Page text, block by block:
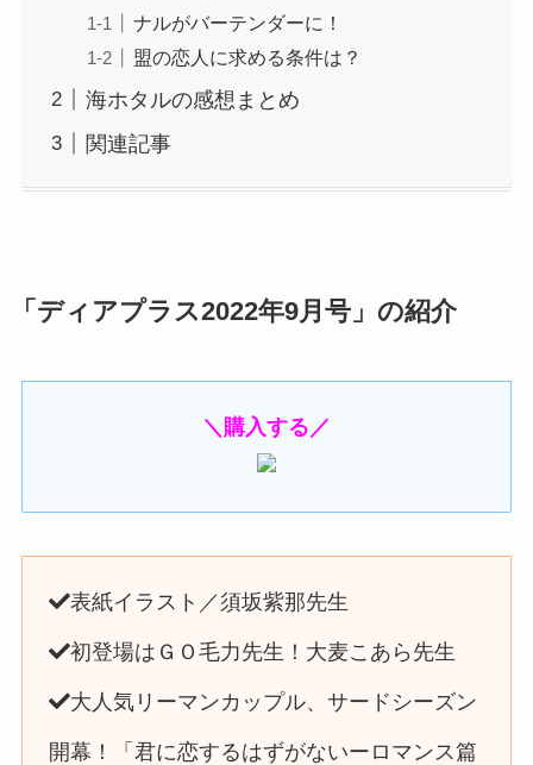
ナルがバーテンダーに！
盟の恋人に求める条件は？
海ホタルの感想まとめ
関連記事
「ディアプラス2022年9月号」の紹介
＼購入する／
表紙イラスト／須坂紫那先生
初登場はＧＯ毛力先生！大麦こあら先生
大人気リーマンカップル、サードシーズン
開幕！「君に恋するはずがないーロマンス篇